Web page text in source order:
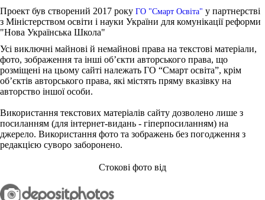
Проект був створений 2017 року ГО "Смарт Освіта" у партнерстві
з Міністерством освіти і науки України для комунікації реформи
"Нова Українська Школа"
Усі виключні майнові й немайнові права на текстові матеріали,
фото, зображення та інші об’єкти авторського права, що
розміщені на цьому сайті належать ГО “Смарт освіта”, крім
об’єктів авторського права, які містять пряму вказівку на
авторство іншої особи.
Використання текстових матеріалів сайту дозволено лише з
посиланням (для інтернет-видань - гіперпосиланням) на
джерело. Використання фото та зображень без погодження з
редакцією суворо заборонено.
Стокові фото від